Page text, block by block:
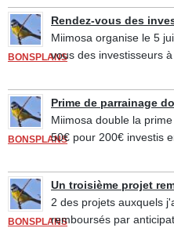
BONSPLANS
Rendez-vous des
Miimosa organise le 5
vous des investisseurs à
BONSPLANS
Prime de parrainage
Miimosa double la
50€ pour 200€ investis
BONSPLANS
Un troisième projet
2 des projets auxquels
remboursés par